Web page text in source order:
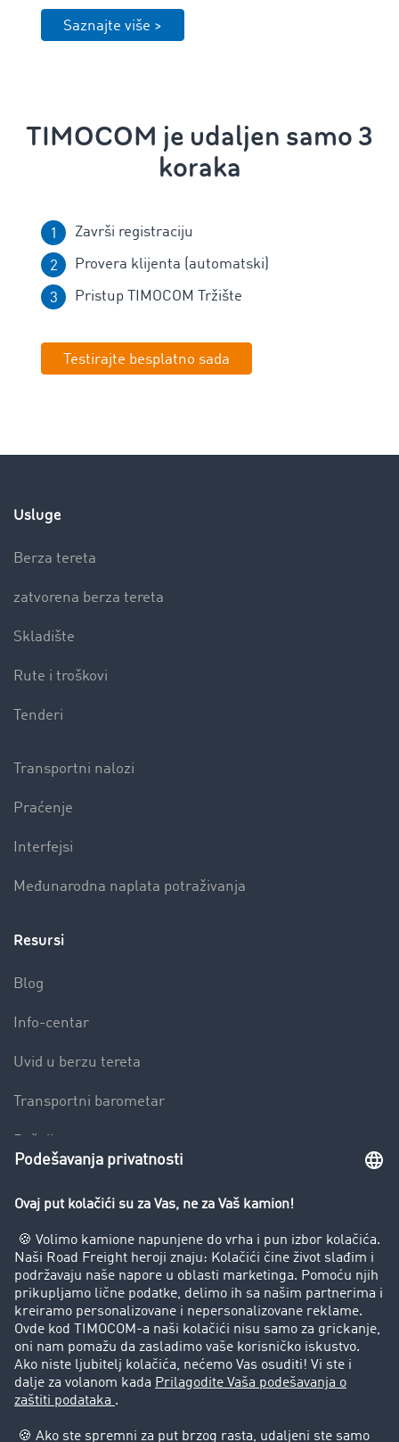
Saznajte više >
TIMOCOM je udaljen samo 3
koraka
Završi registraciju
Provera klijenta (automatski)
Pristup TIMOCOM Tržište
Testirajte besplatno sada
Usluge
Berza tereta
zatvorena berza tereta
Skladište
Rute i troškovi
Tenderi
Transportni nalozi
Praćenje
Interfejsi
Međunarodna naplata potraživanja
Resursi
Blog
Info-centar
Uvid u berzu tereta
Transportni barometar
Preduzeće
Uspešne priče
Korisnici preporučuju korisnike
Pravna pitanja
Impressum
Opšti uslovi korišćenja